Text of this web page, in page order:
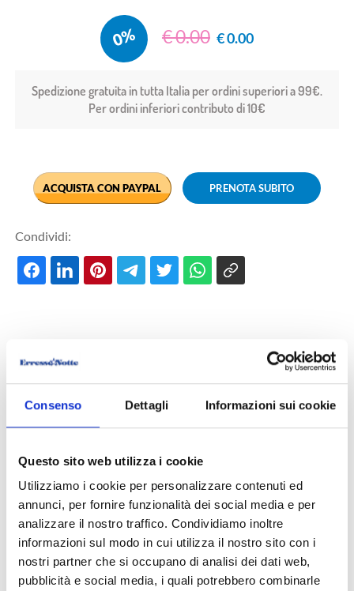
Consenso Dettagli Informazioni sui cookie
Questo sito web utilizza i cookie
Utilizziamo i cookie per personalizzare contenuti ed
annunci, per fornire funzionalità dei social media e per
analizzare il nostro traffico. Condividiamo inoltre
informazioni sul modo in cui utilizza il nostro sito con i
nostri partner che si occupano di analisi dei dati web,
pubblicità e social media, i quali potrebbero combinarle
0% € 0.00 € 0.00
Spedizione gratuita in tutta Italia per ordini superiori a 99€.
Per ordini inferiori contributo di 10€
ACQUISTA CON PAYPAL PRENOTA SUBITO
Condividi:
TEMPUR PRO PLUS MEDIUM
Il nuovo materasso Tempur Pro Plus Medium rappresenta
l'apice dell'innovazione nel settore del sonno. La tecnologia
Memory Cube migliorata offre un livello senza precedenti di
comfort personalizzato. I suoi strati di materiale Tempur si
adattano in modo preciso ai contorni del corpo,
distribuendo il peso in modo uniforme e riducendo i punti di
pressione. La tecnologia Memory Cube aggiornata consente
un migliore controllo della temperatura, favorendo un